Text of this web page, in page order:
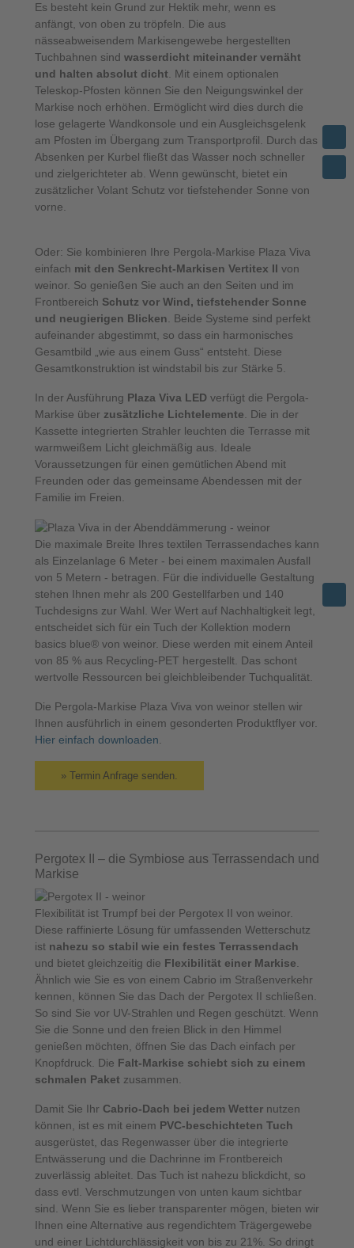
Es besteht kein Grund zur Hektik mehr, wenn es
anfängt, von oben zu tröpfeln. Die aus
nässeabweisendem Markisengewebe hergestellten
Tuchbahnen sind wasserdicht miteinander vernäht
und halten absolut dicht. Mit einem optionalen
Teleskop-Pfosten können Sie den Neigungswinkel der
Markise noch erhöhen. Ermöglicht wird dies durch die
lose gelagerte Wandkonsole und ein Ausgleichsgelenk
am Pfosten im Übergang zum Transportprofil. Durch das
Absenken per Kurbel fließt das Wasser noch schneller
und zielgerichteter ab. Wenn gewünscht, bietet ein
zusätzlicher Volant Schutz vor tiefstehender Sonne von
vorne.
Oder: Sie kombinieren Ihre Pergola-Markise Plaza Viva
einfach mit den Senkrecht-Markisen Vertitex II von
weinor. So genießen Sie auch an den Seiten und im
Frontbereich Schutz vor Wind, tiefstehender Sonne
und neugierigen Blicken. Beide Systeme sind perfekt
aufeinander abgestimmt, so dass ein harmonisches
Gesamtbild „wie aus einem Guss“ entsteht. Diese
Gesamtkonstruktion ist windstabil bis zur Stärke 5.
In der Ausführung Plaza Viva LED verfügt die Pergola-
Markise über zusätzliche Lichtelemente. Die in der
Kassette integrierten Strahler leuchten die Terrasse mit
warmweißem Licht gleichmäßig aus. Ideale
Voraussetzungen für einen gemütlichen Abend mit
Freunden oder das gemeinsame Abendessen mit der
Familie im Freien.
Die maximale Breite Ihres textilen Terrassendaches kann
als Einzelanlage 6 Meter - bei einem maximalen Ausfall
von 5 Metern - betragen. Für die individuelle Gestaltung
stehen Ihnen mehr als 200 Gestellfarben und 140
Tuchdesigns zur Wahl. Wer Wert auf Nachhaltigkeit legt,
entscheidet sich für ein Tuch der Kollektion modern
basics blue® von weinor. Diese werden mit einem Anteil
von 85 % aus Recycling-PET hergestellt. Das schont
wertvolle Ressourcen bei gleichbleibender Tuchqualität.
Die Pergola-Markise Plaza Viva von weinor stellen wir
Ihnen ausführlich in einem gesonderten Produktflyer vor.
Hier einfach downloaden
» Termin Anfrage senden.
Pergotex II – die Symbiose aus Terrassendach und
Markise
Flexibilität ist Trumpf bei der Pergotex II von weinor.
Diese raffinierte Lösung für umfassenden Wetterschutz
ist nahezu so stabil wie ein festes Terrassendach
und bietet gleichzeitig die Flexibilität einer Markise
Ähnlich wie Sie es von einem Cabrio im Straßenverkehr
kennen, können Sie das Dach der Pergotex II schließen.
So sind Sie vor UV-Strahlen und Regen geschützt. Wenn
Sie die Sonne und den freien Blick in den Himmel
genießen möchten, öffnen Sie das Dach einfach per
Knopfdruck. Die Falt-Markise schiebt sich zu einem
schmalen Paket zusammen.
Damit Sie Ihr Cabrio-Dach bei jedem Wetter nutzen
können, ist es mit einem PVC-beschichteten Tuch
ausgerüstet, das Regenwasser über die integrierte
Entwässerung und die Dachrinne im Frontbereich
zuverlässig ableitet. Das Tuch ist nahezu blickdicht, so
dass evtl. Verschmutzungen von unten kaum sichtbar
sind. Wenn Sie es lieber transparenter mögen, bieten wir
Ihnen eine Alternative aus regendichtem Trägergewebe
und einer Lichtdurchlässigkeit von bis zu 21%. So dringt